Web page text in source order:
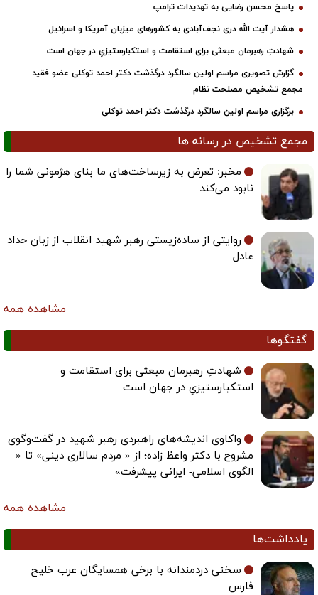
پاسخ محسن رضایی به تهدیدات ترامپ
هشدار آیت الله دری نجف‌آبادی به کشورهای میزبان آمریکا و اسرائیل
شهادتِ رهبرمان مبعثی برای استقامت و استکبارستیزیِ در جهان است
گزارش تصویری مراسم اولین سالگرد درگذشت دکتر احمد توکلی عضو فقید
مجمع تشخیص مصلحت نظام
برگزاری مراسم اولین سالگرد درگذشت دکتر احمد توکلی
تشخیص در رسانه ها
مخبر: تعرض به زیرساخت‌های ما بنای هژمونی شما را
نابود می‌کند
روایتی از ساده‌زیستی رهبر شهید انقلاب از زبان حداد
عادل
مشاهده همه
شهادتِ رهبرمان مبعثی برای استقامت و
استکبارستیزیِ در جهان است
واکاوی اندیشه‌های راهبردی رهبر شهید در گفت‌وگوی
مشروح با دکتر واعظ زاده؛ از « مردم سالاری دینی» تا «
الگوی اسلامی- ایرانی پیشرفت»
مشاهده همه
سخنی دردمندانه با برخی همسایگان عرب خلیج
فارس